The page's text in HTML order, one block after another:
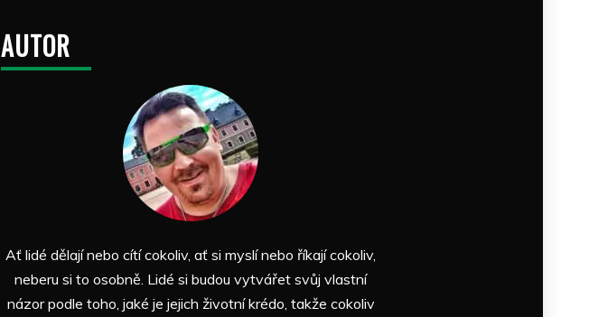
AUTOR
Ať lidé dělají nebo cítí cokoliv, ať si myslí nebo říkají cokoliv,
neberu si to osobně. Lidé si budou vytvářet svůj vlastní
názor podle toho, jaké je jejich životní krédo, takže cokoliv